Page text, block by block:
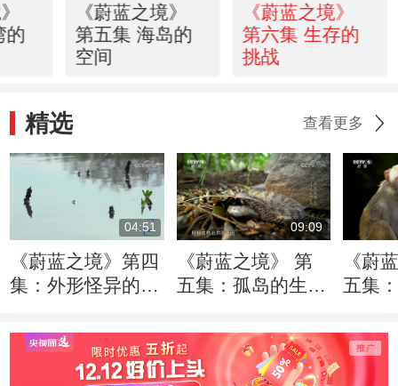
的
《蔚蓝之境》
第五集 海岛的
空间
《蔚蓝之境》
第六集 生存的
挑战
精选 查看更多
04:51
《蔚蓝之境》第四
集：外形怪异的生
09:09
《蔚蓝之境》 第
五集：孤岛的生态
《蔚
五集